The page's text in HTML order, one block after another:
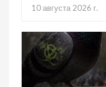
10 августа 2026 г.